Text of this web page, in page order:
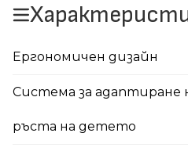
Ергономичен дизайн
Система за адаптиране
ръста на детето